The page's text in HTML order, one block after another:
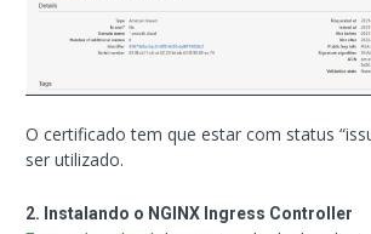
O certificado tem que estar com status
ser utilizado.
2. Instalando o NGINX Ingress Controller